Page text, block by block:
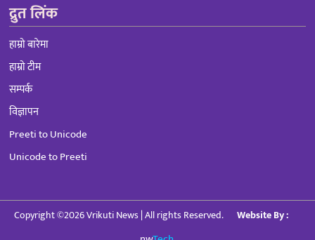
द्रुत लिंक
हाम्रो बारेमा
हाम्रो टीम
सम्पर्क
विज्ञापन
Preeti to Unicode
Unicode to Preeti
Copyright ©2026 Vrikuti News | All rights Reserved. Website By :